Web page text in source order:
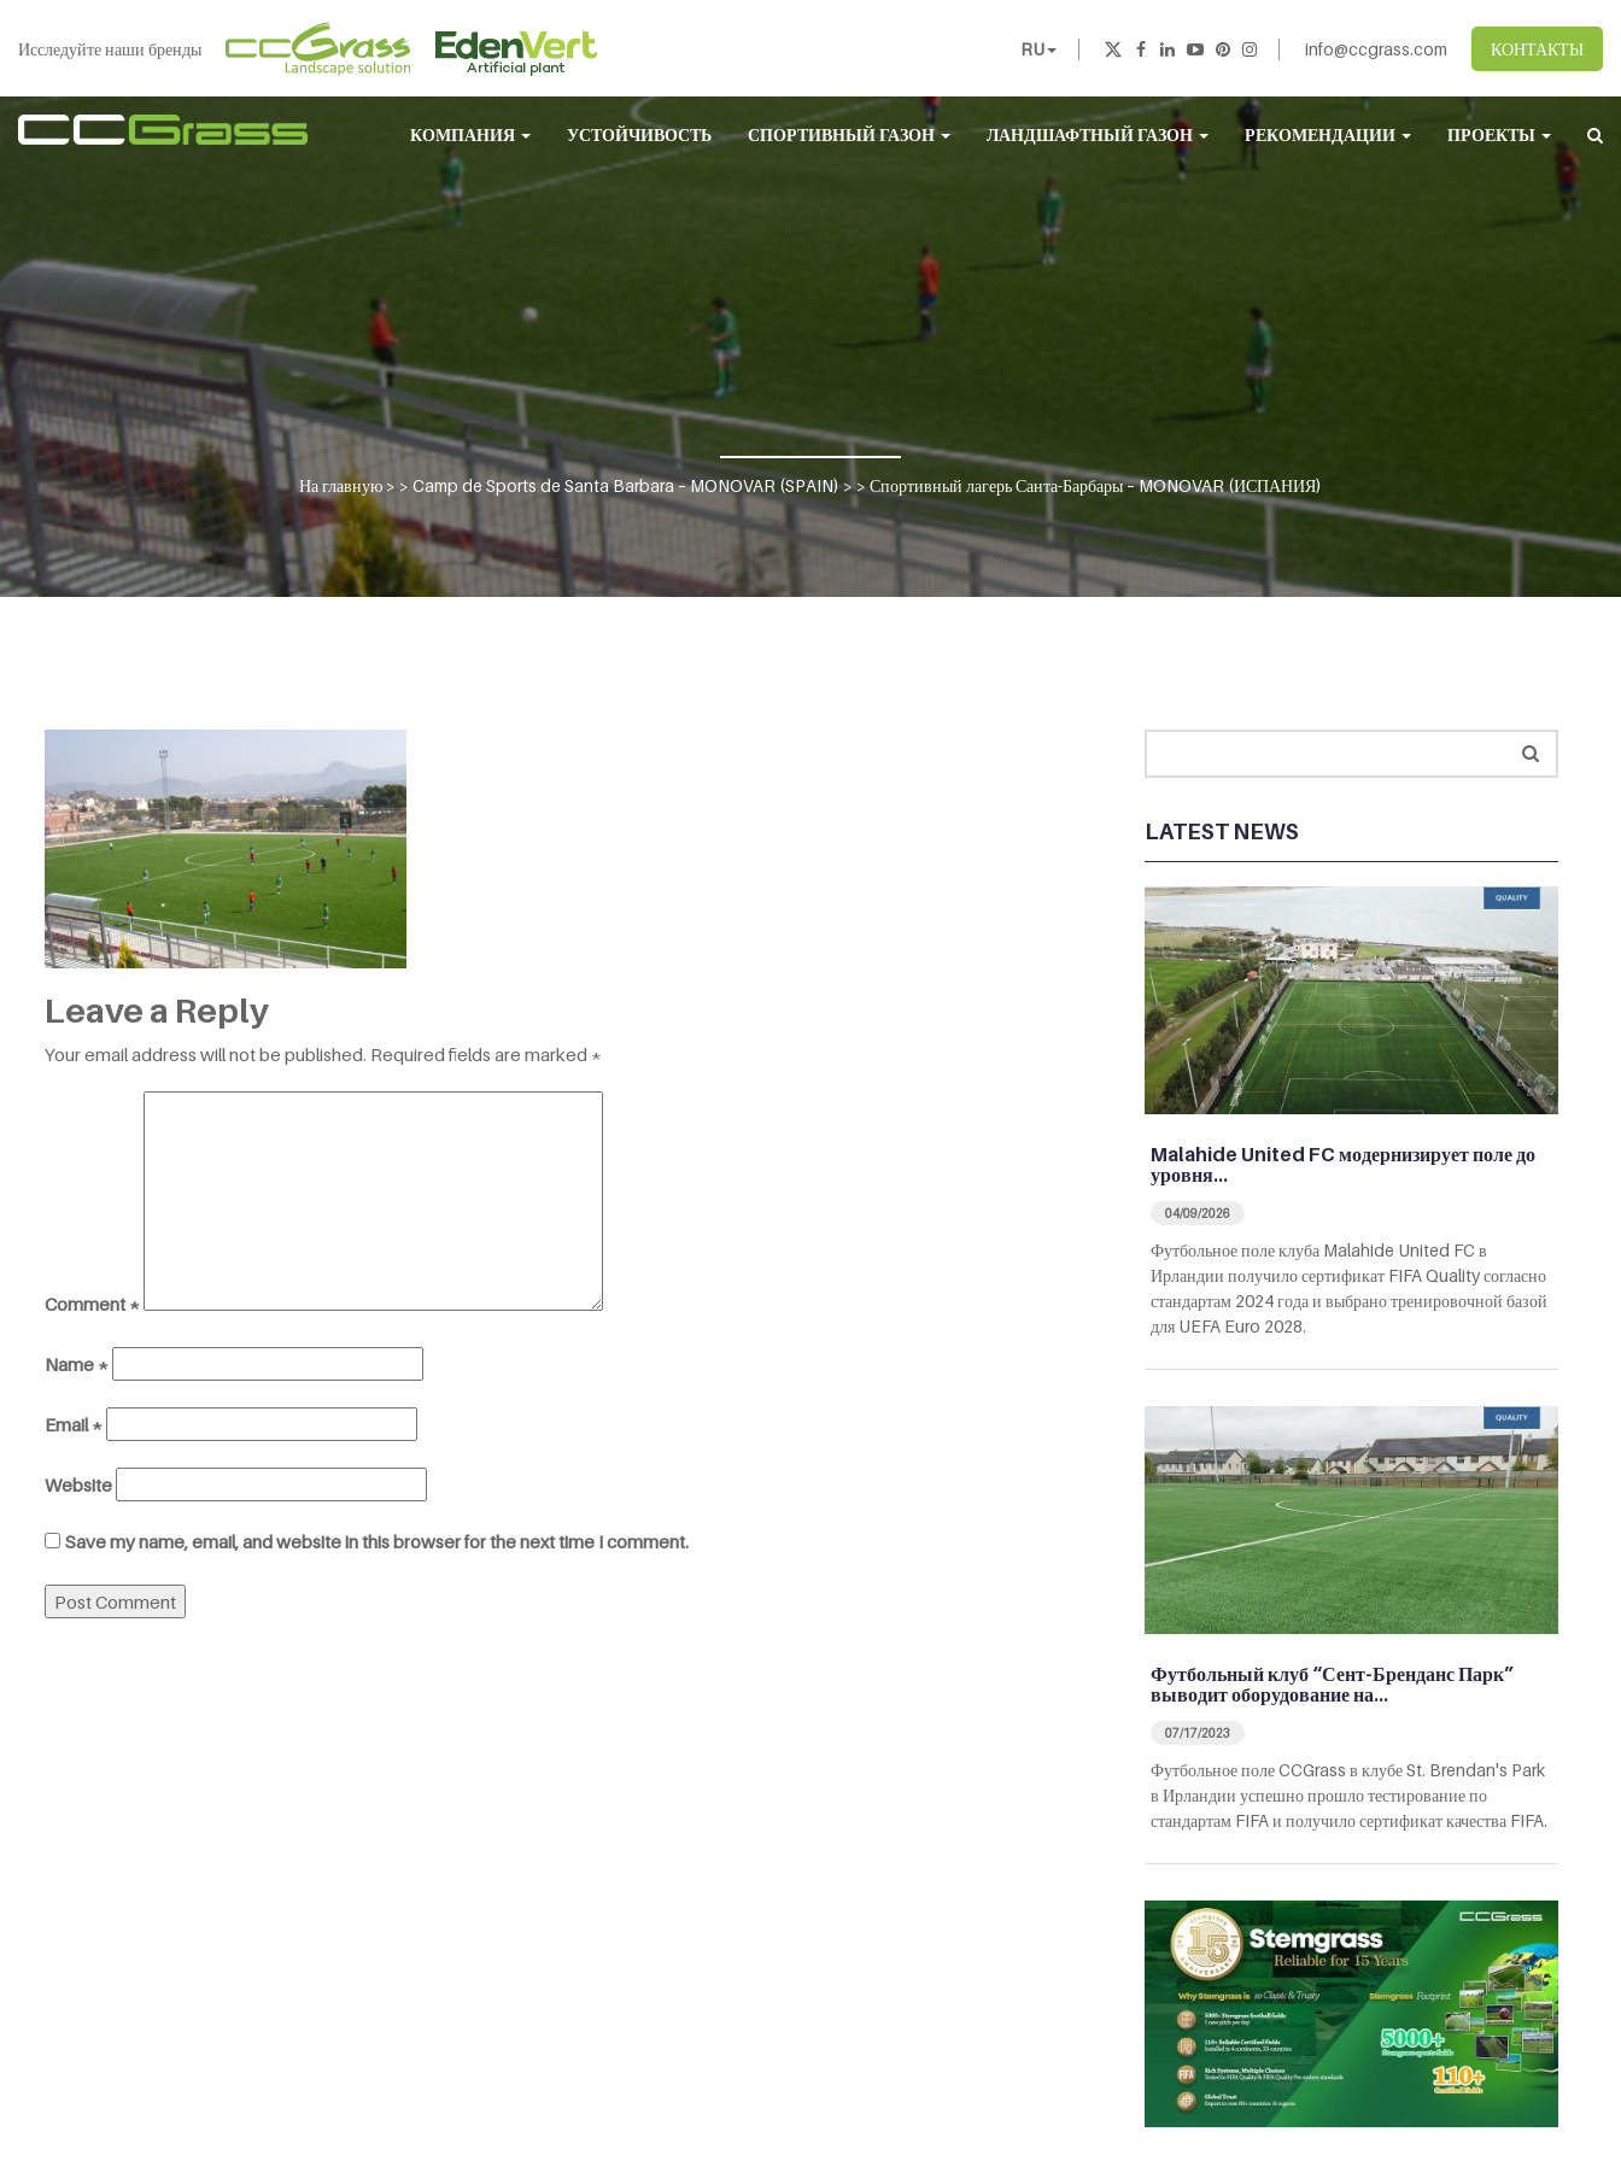
Исследуйте наши бренды RU info@ccgrass.com КОНТАКТЫ
КОМПАНИЯ УСТОЙЧИВОСТЬ СПОРТИВНЫЙ ГАЗОН ЛАНДШАФТНЫЙ ГАЗОН РЕКОМЕНДАЦИИ ПРОЕКТЫ
На главную > > Camp de Sports de Santa Barbara – MONOVAR (SPAIN)> >Спортивный лагерь Санта-Барбары – MONOVAR (ИСПАНИЯ)
LATEST NEWS
Malahide United FC модернизирует поле до
уровня…
04/09/2026
Футбольное поле клуба Malahide United FC в
Ирландии получило сертификат FIFA Quality согласно
стандартам 2024 года и выбрано тренировочной базой
для UEFA Euro 2028.
Футбольный клуб “Сент-Бренданс Парк”
выводит оборудование на…
07/17/2023
Футбольное поле CCGrass в клубе St. Brendan's Park
в Ирландии успешно прошло тестирование по
стандартам FIFA и получило сертификат качества FIFA.
Leave a Reply
Your email address will not be published. Required fields are marked *
Comment*
Name *
Email*
Website
Save my name, email, and website in this browser for the next time I comment.